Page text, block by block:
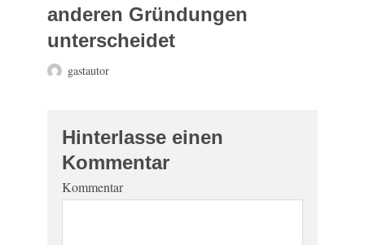
anderen Gründungen
unterscheidet
gastautor
Hinterlasse einen
Kommentar
Kommentar